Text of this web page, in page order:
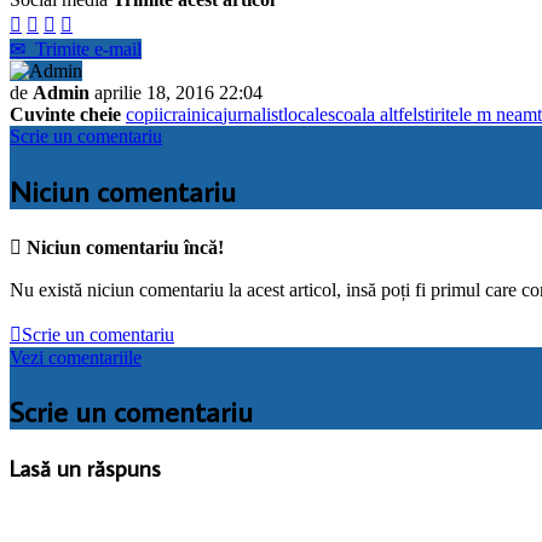
   
✉ Trimite e-mail
de Admin aprilie 18, 2016 22:04
Cuvinte cheie copiicrainicajurnalistlocalescoala altfelstiritele m neamt
Scrie un comentariu
Niciun comentariu
 Niciun comentariu încă!
Nu există niciun comentariu la acest articol, insă poți fi primul care
Scrie un comentariu
Vezi comentariile
Scrie un comentariu
Lasă un răspuns